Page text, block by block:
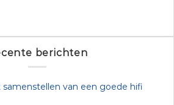
berichten
samenstellen van een goede hifi